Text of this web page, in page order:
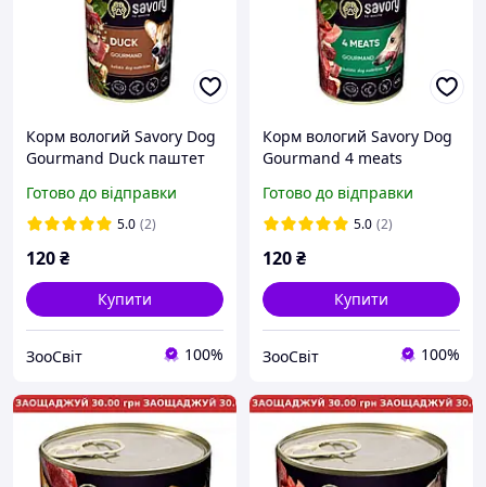
Корм вологий Savory Dog
Gourmand Duck паштет
порід з качкою 400 г
Готово до відправки
5.0 (2)
120₴
Купити
ЗооСвіт 100%
Корм вологий Savory Dog
Gourmand 4 meats
собак усіх порід з
чотирма видами м яса
Готово до відправки
5.0 (2)
120₴
Купити
ЗооСвіт 100%